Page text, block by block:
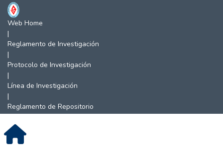
Web Home
|
Reglamento de Investigación
|
Protocolo de Investigación
|
Línea de Investigación
|
Reglamento de Repositorio